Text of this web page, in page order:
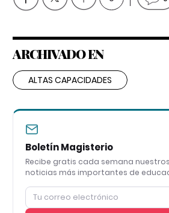
ARCHIVADO EN
ALTAS CAPACIDADES
Boletín Magisterio
Recibe gratis cada semana
noticias más importantes de